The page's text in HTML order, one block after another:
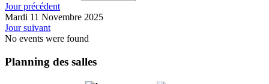
Jour précédent
Mardi 11 Novembre 2025
Jour suivant
No events were found
Planning des salles